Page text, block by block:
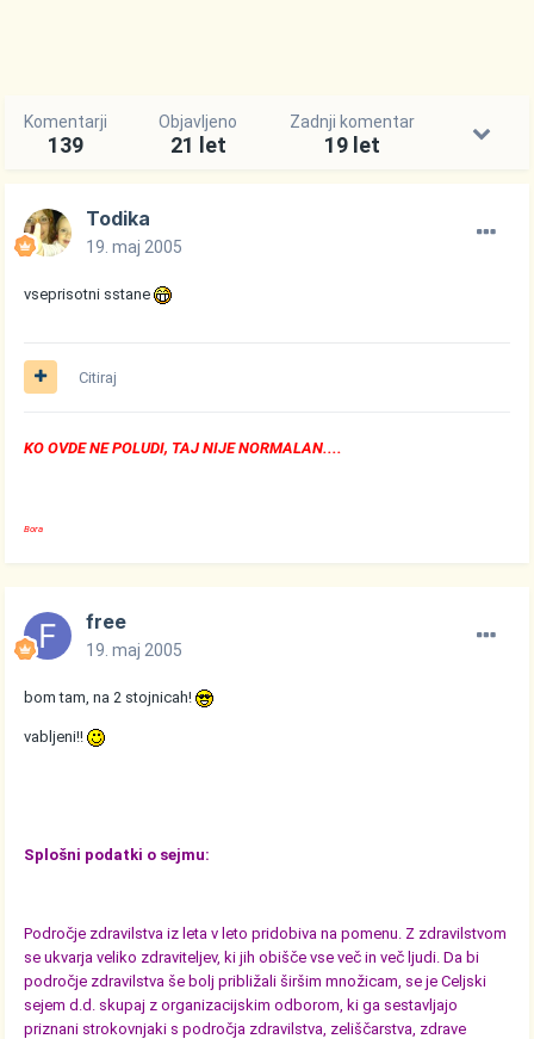
Komentarji
139
Objavljeno
21 let
Zadnji komentar
19 let
Todika
19. maj 2005
vseprisotni sstane
Citiraj
KO OVDE NE POLUDI, TAJ NIJE NORMALAN....
Bora
free
19. maj 2005
bom tam, na 2 stojnicah!
vabljeni!!
Splošni podatki o sejmu:
Področje zdravilstva iz leta v leto pridobiva na pomenu. Z zdravilstvom
se ukvarja veliko zdraviteljev, ki jih obišče vse več in več ljudi. Da bi
področje zdravilstva še bolj približali širšim množicam, se je Celjski
sejem d.d. skupaj z organizacijskim odborom, ki ga sestavljajo
priznani strokovnjaki s področja zdravilstva, zeliščarstva, zdrave